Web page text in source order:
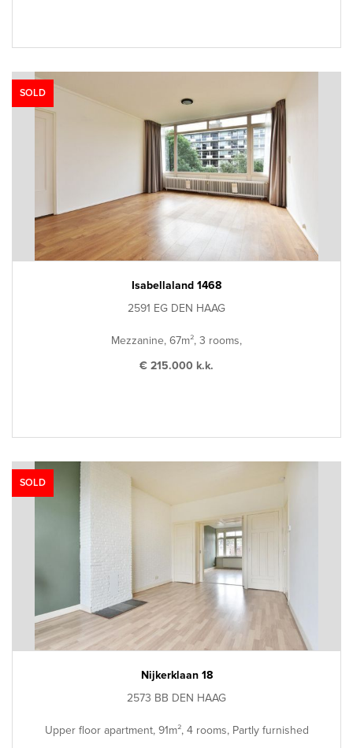
SOLD
Isabellaland 1468
2591 EG DEN HAAG
Mezzanine, 67m², 3 rooms,
€ 215.000 k.k.
SOLD
Nijkerklaan 18
2573 BB DEN HAAG
Upper floor apartment, 91m², 4 rooms, Partly furnished